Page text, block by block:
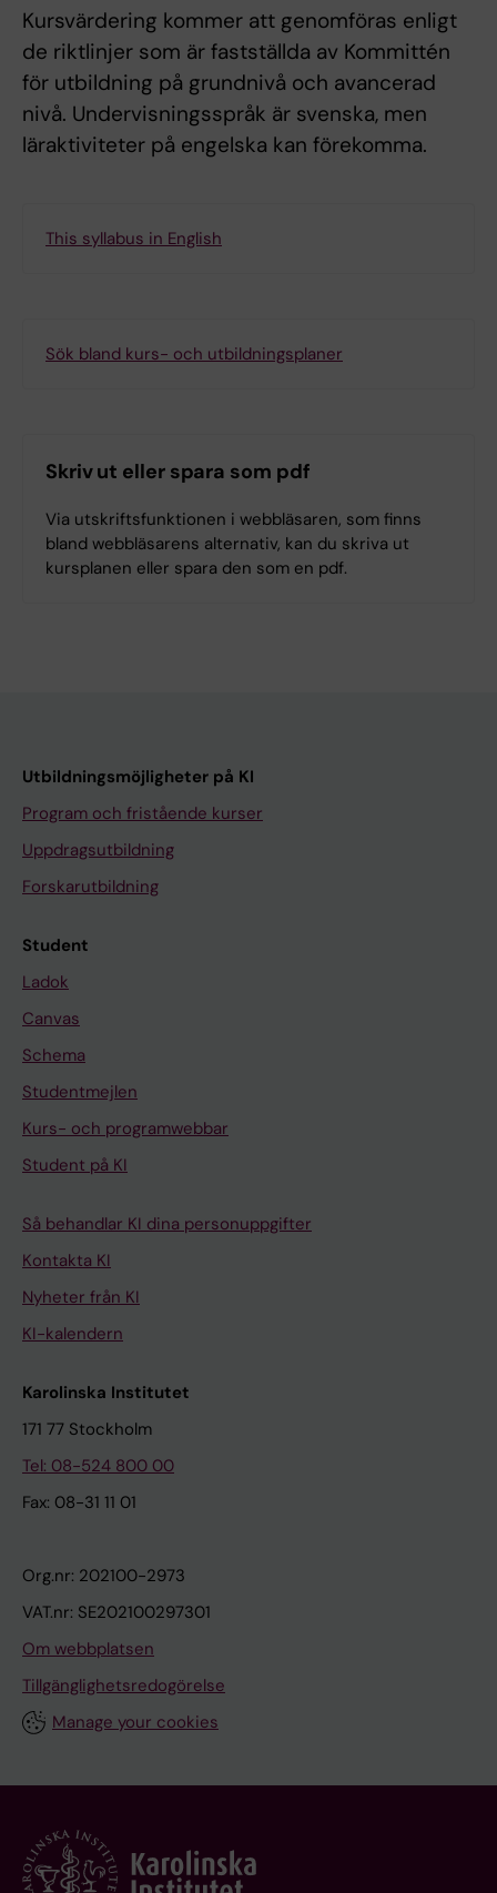
Kursvärdering kommer att genomföras enligt
de riktlinjer som är fastställda av Kommittén
för utbildning på grundnivå och avancerad
nivå. Undervisningsspråk är svenska, men
läraktiviteter på engelska kan förekomma.
This syllabus in English
Sök bland kurs- och utbildningsplaner
Skriv ut eller spara som pdf
Via utskriftsfunktionen i webbläsaren, som finns
bland webbläsarens alternativ, kan du skriva ut
kursplanen eller spara den som en pdf.
Utbildningsmöjligheter på KI
Program och fristående kurser
Uppdragsutbildning
Forskarutbildning
Student
Ladok
Canvas
Schema
Studentmejlen
Kurs- och programwebbar
Student på KI
Så behandlar KI dina personuppgifter
Kontakta KI
Nyheter från KI
KI-kalendern
Karolinska Institutet
171 77 Stockholm
Tel: 08-524 800 00
Fax: 08-31 11 01
Org.nr: 202100-2973
VAT.nr: SE202100297301
Om webbplatsen
Tillgänglighetsredogörelse
Manage your cookies